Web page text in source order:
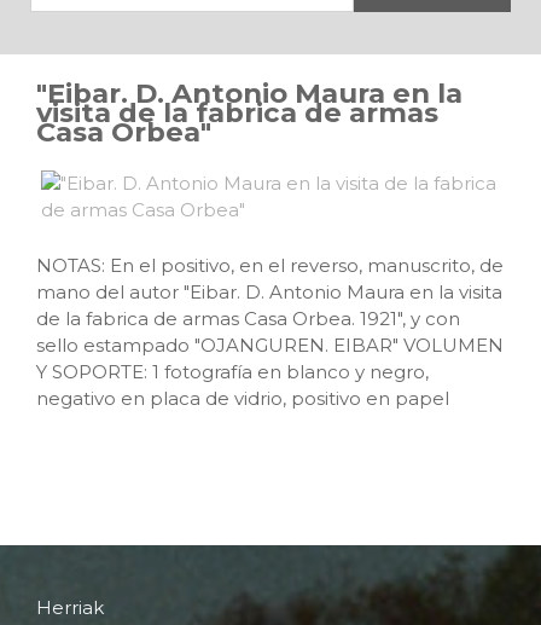
"Eibar. D. Antonio Maura en la
visita de la fabrica de armas
Casa Orbea"
NOTAS: En el positivo, en el reverso, manuscrito, de
mano del autor "Eibar. D. Antonio Maura en la visita
de la fabrica de armas Casa Orbea. 1921", y con
sello estampado "OJANGUREN. EIBAR" VOLUMEN
Y SOPORTE: 1 fotografía en blanco y negro,
negativo en placa de vidrio, positivo en papel
Herriak